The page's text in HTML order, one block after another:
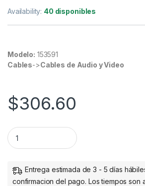
Availability: 40 disponibles
Modelo: 153591
Cables->Cables de Audio y Video
$306.60
CABLE USB-C A HDMI M 1.0M 4K 60HZ
Entrega estimada de 3 - 5 días
confirmacion del pago. Los tiempos son